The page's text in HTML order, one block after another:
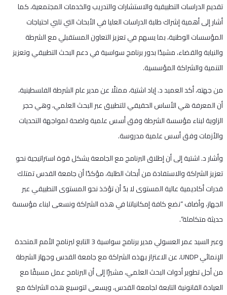
تقديم الدراسات التطبيقية والاستشارات والتدريب والخدمات المجتمعية، كما
أشار إلى أهمية إشراك طلبة الدراسات العليا في الأبحاث التي تلبي احتياجات
المؤسسات الوطنية، بما يسهم في تعزيز التعاون المستقبلي مع الشرطة
والنيابة والقضاء، مشيدًا بدور برنامج سواسية في دعم البحث التطبيقي وتعزيز
التنمية والشراكة المؤسسية.
من جهته، أكد العميد د. إياد اشتية، ممثلًا عن مدير عام الشرطة الفلسطينية،
أن المعرفة هي الأساس الحقيقي للتطبيق عبر البحث العلمي، وهي حجر
الزاوية لبناء مؤسسة الشرطة وفق أسس علمية واضحة لمواجهة التحديات
والأزمات وفق أسس علمية مدروسة.
وأشار د. اشتية إلى أن إطلاق البرنامج مع الجامعة يشكل قوة استراتيجية نحو
تعزيز الشراكة والاستفادة من أبحاث الطلبة، مؤكدًا أن جامعة القدس تمتلك
قدرات أكاديمية عالية المستوى لا بدّ أن تؤخذ نحو المستوى التطبيقي عبر
الجهاز، وأضاف “نضع كافة إمكانياتنا في هذه الشراكة ونسعى لبناء مؤسسة
حديثة متكاملة”.
وعبر السيد عمر العسولي مدير برنامج سواسية 3 التابع لبرنامج الأمم المتحدة
الإنمائي UNDP، عن الاعتزاز بهذه الشراكة مع جامعة القدس وجهاز الشرطة
من أجل تطوير أدوات البحث العلمي، مشيرًا إلى أن البرنامج عمل مسبقًا مع
العيادة القانونية التابعة لجامعة القدس، ويسعى لتوسيع هذه الشراكة مع